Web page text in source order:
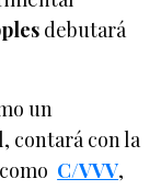
debutará
un
contará con la
C/VVV,